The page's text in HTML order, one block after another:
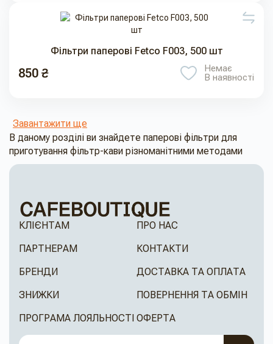
Фільтри паперові Fetco F003, 500 шт
850 ₴
Немає
В наявності
Завантажити ще
В даному розділі ви знайдете паперові фільтри для
приготування фільтр-кави різноманітними методами
КЛІЄНТАМ
ПАРТНЕРАМ
БРЕНДИ
ЗНИЖКИ
ПРОГРАМА ЛОЯЛЬНОСТІ
ПРО НАС
КОНТАКТИ
ДОСТАВКА ТА ОПЛАТА
ПОВЕРНЕННЯ ТА ОБМІН
ОФЕРТА